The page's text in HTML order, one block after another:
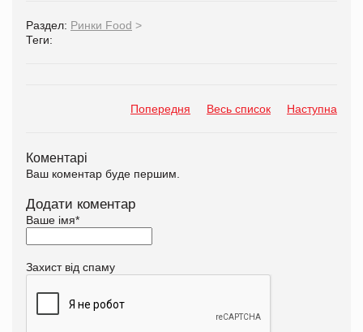
Раздел: Ринки Food >
Теги:
Попередня Весь список Наступна
Коментарі
Ваш коментар буде першим.
Додати коментар
Ваше імя*
Захист від спаму